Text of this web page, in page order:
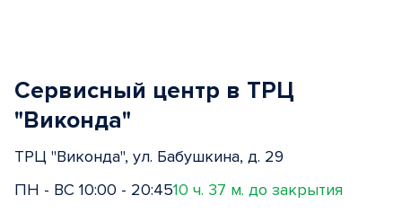
Сервисный центр в ТРЦ
"Виконда"
ТРЦ "Виконда", ул. Бабушкина, д. 29
ПН - ВС 10:00 - 20:4510 ч. 37 м. до закрытия